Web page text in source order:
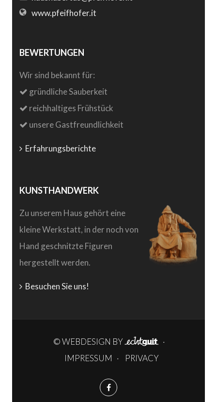
www.pfeifhofer.it
BEWERTUNGEN
Wir sind bekannt für:
gründliche Sauberkeit
reichhaltiges Frühstück
unsere Gastfreundlichkeit
Erfahrungsberichte
KUNSTHANDWERK
Zu unserem Haus gehört eine
kleine Werkstatt, in der noch von
Hand geschnitzte Figuren
hergestellt werden.
Besuchen Sie uns!
© WEBDESIGN BY
·
IMPRESSUM · PRIVACY